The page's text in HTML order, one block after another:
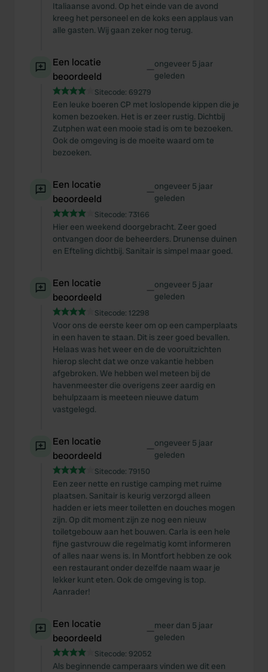
Italiaanse avond. Op het einde van de avond
kreeg het personeel en de koks een applaus van
alle gasten. Wij gaan zeker nog terug.
Een locatie
beoordeeld
—ongeveer 5 jaar
geleden
Sitecode: 69279
Een leuke boeren CP met loslopende kippen die je
komen bezoeken. Het is er zeer rustig. Dichtbij
Zutphen wat een mooie stad is om te bezoeken.
Ook de omgeving is de moeite waard om te
bezoeken.
Een locatie
beoordeeld
—ongeveer 5 jaar
geleden
Sitecode: 73166
Hier een weekend doorgebracht. Zeer goed
ontvangen door de beheerders. Drunense duinen
en Efteling dichtbij. Sanitair is simpel maar goed.
Een locatie
beoordeeld
—ongeveer 5 jaar
geleden
Sitecode: 12298
Voor ons de eerste keer om op een camperplaats
in een haven te staan. Dit is zeer goed bevallen.
Helaas was het weer en de de vooruitzichten
hierop slecht dat we onze vakantie hebben
afgebroken. We hebben wel meteen bij de
havenmeester die overigens zeer aardig en
behulpzaam is meeteen nieuwe datum
vastgelegd.
Een locatie
beoordeeld
—ongeveer 5 jaar
geleden
Sitecode: 79150
Een zeer nette en rustige camping met ruime
plaatsen. Sanitair is keurig verzorgd alleen
hadden er iets meer toiletten en douches mogen
zijn. Op dit moment zijn ze nog een nieuw
toiletgebouw aan het bouwen. Carla is een hele
fijne gastvrouw die regelmatig komt informeren
of alles naar wens is. In Montfort hebben ze ook
een restaurant onder dezelfde naam waar je
lekker kunt eten. Ook de omgeving is top.
Aanrader!
Een locatie
beoordeeld
—meer dan 5 jaar
geleden
Sitecode: 92052
Als beginnende camperaars vinden we dit een